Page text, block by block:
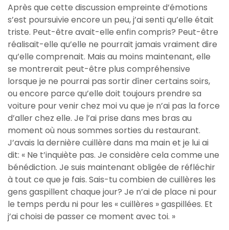
Après que cette discussion empreinte d’émotions
s’est poursuivie encore un peu, j’ai senti qu’elle était
triste. Peut-être avait-elle enfin compris? Peut-être
réalisait-elle qu’elle ne pourrait jamais vraiment dire
qu’elle comprenait. Mais au moins maintenant, elle
se montrerait peut-être plus compréhensive
lorsque je ne pourrai pas sortir dîner certains soirs,
ou encore parce qu’elle doit toujours prendre sa
voiture pour venir chez moi vu que je n’ai pas la force
d’aller chez elle. Je l’ai prise dans mes bras au
moment où nous sommes sorties du restaurant.
J’avais la dernière cuillère dans ma main et je lui ai
dit: « Ne t’inquiète pas. Je considère cela comme une
bénédiction. Je suis maintenant obligée de réfléchir
à tout ce que je fais. Sais-tu combien de cuillères les
gens gaspillent chaque jour? Je n’ai de place ni pour
le temps perdu ni pour les « cuillères » gaspillées. Et
j’ai choisi de passer ce moment avec toi. »